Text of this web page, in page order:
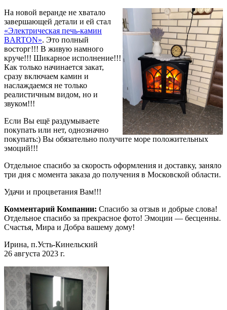
На новой веранде не хватало
завершающей детали и ей стал
«Электрическая печь-камин
BARTON». Это полный
восторг!!! В живую намного
круче!!! Шикарное исполнение!!!
Как только начинается закат,
сразу включаем камин и
наслаждаемся не только
реалистичным видом, но и
звуком!!!
Если Вы ещё раздумываете
покупать или нет, однозначно
покупать:) Вы обязательно получите море положительных
эмоций!!!
Отдельное спасибо за скорость оформления и доставку, заняло
три дня с момента заказа до получения в Московской области.
Удачи и процветания Вам!!!
Комментарий Компании: Спасибо за отзыв и добрые слова!
Отдельное спасибо за прекрасное фото! Эмоции — бесценны.
Счастья, Мира и Добра вашему дому!
Ирина, п.Усть-Кинельский
26 августа 2023 г.